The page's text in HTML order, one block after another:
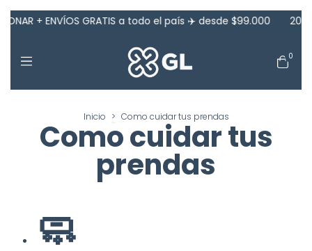
+ ENVÍOS GRATIS a todo el país ✈️ desde $99.000 20%
0
Inicio > Como cuidar tus prendas
Como cuidar tus
prendas
🧼